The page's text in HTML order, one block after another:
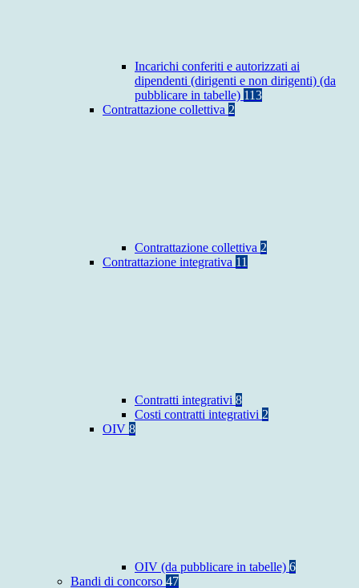
Incarichi conferiti e autorizzati ai
dipendenti (dirigenti e non dirigenti) (da
pubblicare in tabelle) 113
Contrattazione collettiva 2
Contrattazione collettiva 2
Contrattazione integrativa 11
Contratti integrativi 8
Costi contratti integrativi 2
OIV 8
OIV (da pubblicare in tabelle) 6
Bandi di concorso 47